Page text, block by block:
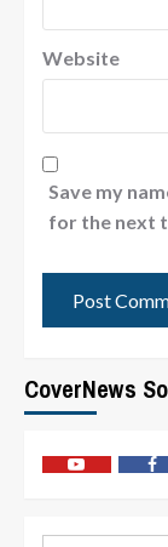
Website
Save my
for the next
CoverNews